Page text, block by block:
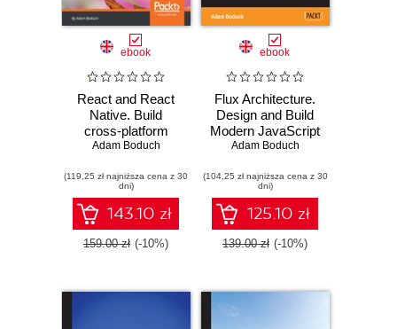
ebook
React and React
Native. Build
cross-platform
JavaScript apps
for mobile, web
and desktop
Adam Boduch
(119,25 zł najniższa cena z 30
dni)
143.10 zł
159.00 zł (-10%)
ebook
Flux Architecture.
Design and Build
Modern JavaScript
Web Applications
Adam Boduch
(104,25 zł najniższa cena z 30
dni)
125.10 zł
139.00 zł (-10%)